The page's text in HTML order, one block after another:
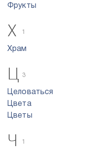
Фрукты
Х 1
Храм
Ц 3
Целоваться
Цвета
Цветы
Ч 1